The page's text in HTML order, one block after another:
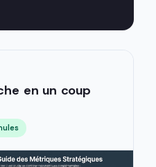
en un coup